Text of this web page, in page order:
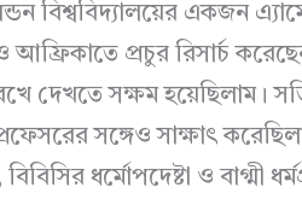
লন্ডন বিশ্ববিদ্যালয়ের একজন
আফ্রিকাতে প্রচুর রিসার্চ
দেখতে সক্ষম হয়েছিলাম।
সঙ্গেও সাক্ষাৎ
বিবিসির ধর্মোপদেষ্টা ও